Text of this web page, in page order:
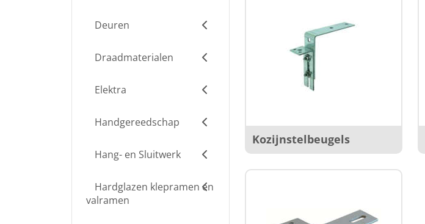
Deuren
Draadmaterialen
Elektra
Handgereedschap
Hang- en Sluitwerk
Hardglazen klepramen en
valramen
Kozijnstelbeugels